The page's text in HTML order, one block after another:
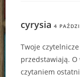
cyrysia 4
Twoje
przedstawiają.
czytaniem